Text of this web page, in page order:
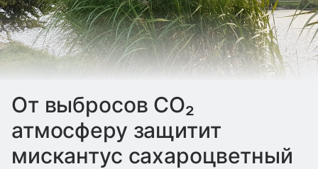
От выбросов СО₂
атмосферу защитит
мискантус сахароцветный